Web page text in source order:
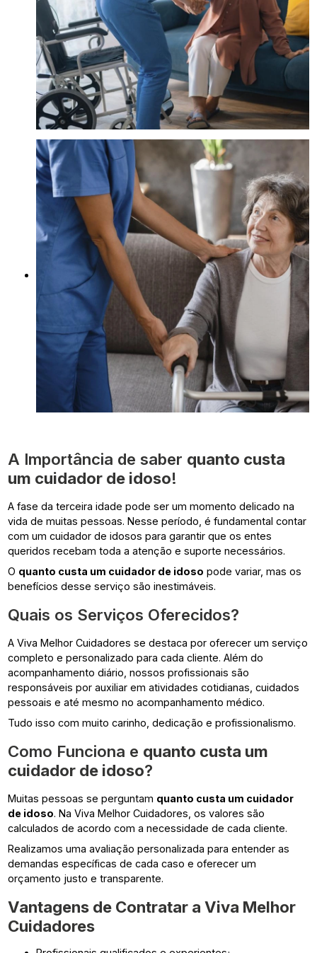
A Importância de saber quanto custa
um cuidador de idoso!
A fase da terceira idade pode ser um momento delicado na
vida de muitas pessoas. Nesse período, é fundamental contar
com um cuidador de idosos para garantir que os entes
queridos recebam toda a atenção e suporte necessários.
O quanto custa um cuidador de idoso pode variar, mas os
benefícios desse serviço são inestimáveis.
Quais os Serviços Oferecidos?
A Viva Melhor Cuidadores se destaca por oferecer um serviço
completo e personalizado para cada cliente. Além do
acompanhamento diário, nossos profissionais são
responsáveis por auxiliar em atividades cotidianas, cuidados
pessoais e até mesmo no acompanhamento médico.
Tudo isso com muito carinho, dedicação e profissionalismo.
Como Funciona e quanto custa um
cuidador de idoso?
Muitas pessoas se perguntam quanto custa um cuidador
de idoso. Na Viva Melhor Cuidadores, os valores são
calculados de acordo com a necessidade de cada cliente.
Realizamos uma avaliação personalizada para entender as
demandas específicas de cada caso e oferecer um
orçamento justo e transparente.
Vantagens de Contratar a Viva Melhor
Cuidadores